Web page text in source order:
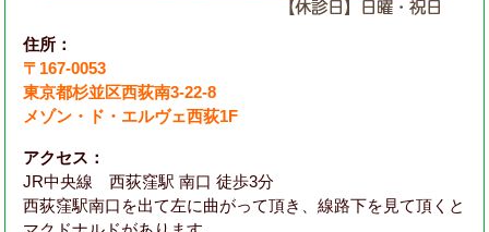
住所：
〒167-0053
東京都杉並区西荻南3-22-8
メゾン・ド・エルヴェ西荻1F
アクセス：
JR中央線 西荻窪駅 南口 徒歩3分
西荻窪駅南口を出て左に曲がって頂き、線路下を見て頂くと